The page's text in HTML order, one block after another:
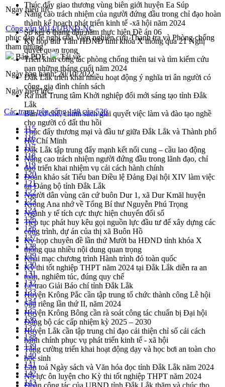
Thúc đẩy giao thương vùng biên giới huyện Ea Súp
Nâng cao trách nhiệm của người đứng đầu trong chỉ đạo hoàn
thành kế hoạch phát triển kinh tế -xã hội năm 2024
Sơ kết 6 tháng đầu năm thực hiện Đề án 06
Kỳ họp thứ Tám HĐND tỉnh khóa X thông qua 21 Nghị
quyết quan trọng
Triển khai công tác phòng chống thiên tai và tìm kiếm cứu
nạn những tháng cuối năm 2024
Đắk Lắk triển khai nhiều hoạt động ý nghĩa tri ân người có
công, gia đình chính sách
Ra mắt Trung tâm Khởi nghiệp đổi mới sáng tạo tỉnh Đắk
Lắk
Bàn cơ chế, chính sách giải quyết việc làm và đào tạo nghề
cho người có đất thu hồi
Thúc đẩy thương mại và đầu tư giữa Đắk Lắk và Thành phố
Hồ Chí Minh
Đắk Lắk tập trung đẩy mạnh kết nối cung – cầu lao động
Nâng cao trách nhiệm người đứng đầu trong lãnh đạo, chỉ
đạo triển khai nhiệm vụ cải cách hành chính
Đoàn khảo sát Tiểu ban Điều lệ Đảng Đại hội XIV làm việc
tại Đảng bộ tỉnh Đắk Lắk
Người dân vùng căn cứ buôn Dur 1, xã Dur Kmăl huyện
Krông Ana nhớ về Tổng Bí thư Nguyễn Phú Trọng
Ngành y tế tích cực thực hiện chuyển đổi số
Tiếp tục phát huy kêu gọi nguồn lực đầu tư để xây dựng các
công trình, dự án của thị xã Buôn Hồ
Kỳ họp chuyên đề lần thứ Mười ba HĐND tỉnh khóa X
thông qua nhiều nội dung quan trọng
Khai mạc chương trình Hành trình đỏ toàn quốc
Kỳ thi tốt nghiệp THPT năm 2024 tại Đắk Lắk diễn ra an
toàn, nghiêm túc, đúng quy chế
Lễ trao Giải Báo chí tỉnh Đắk Lắk
Huyện Krông Pắc cần tập trung tổ chức thành công Lễ hội
Sầu riêng lần thứ II, năm 2024
Huyện Krông Bông cần rà soát công tác chuẩn bị Đại hội
Đảng bộ các cấp nhiệm kỳ 2025 – 2030
Huyện Lắk cần tập trung chỉ đạo cải thiện chỉ số cải cách
hành chính phục vụ phát triển kinh tế - xã hội
Tăng cường triển khai hoạt động dạy và học bơi an toàn cho
học sinh
Lan toả Ngày sách và Văn hóa đọc tỉnh Đắk Lắk năm 2024
Nỗ lực ôn luyện cho Kỳ thi tốt nghiệp THPT năm 2024
Ngày hiệu lực:
Công văn 9014/UBND-NC
phúc đáp đề nghị của Viện nghiên cứu Thanh tra và Phòng chống
tham nhũng
Bản PDF
Tải về
Ngày ban hành:20/10/2022
Ngày hiệu lực:
Các trang trên cổng 140 của 536
115
116
117
118
119
120
121
122
123
124
125
126
127
128
129
130
131
132
133
134
135
136
137
138
139
140
141
142
143